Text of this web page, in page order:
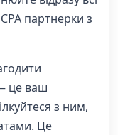
партнерки з
це ваш
з ним,
Це